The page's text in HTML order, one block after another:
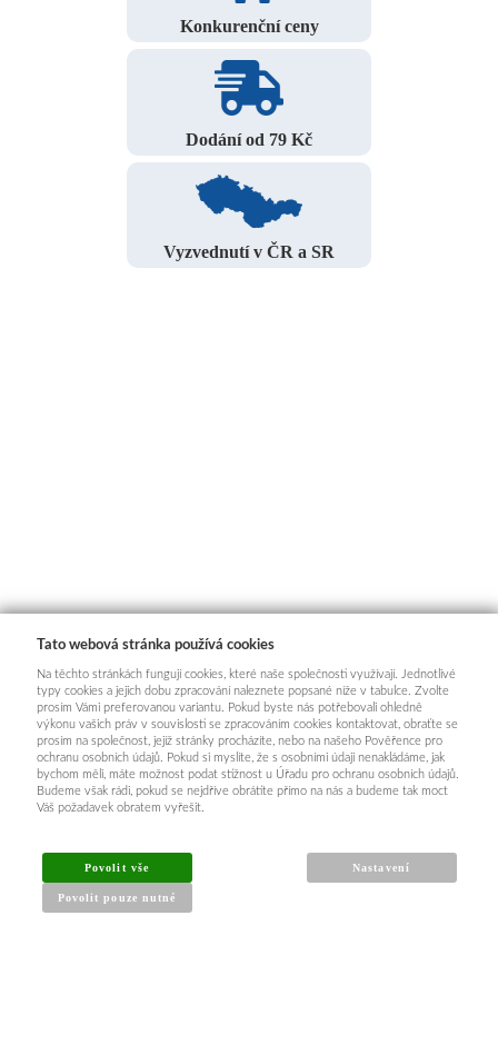
Konkurenční ceny
Dodání od 79 Kč
Vyzvednutí v ČR a SR
Tato webová stránka používá cookies
Na těchto stránkách fungují cookies, které naše společnosti využívají. Jednotlivé
typy cookies a jejich dobu zpracování naleznete popsané níže v tabulce. Zvolte
prosím Vámi preferovanou variantu. Pokud byste nás potřebovali ohledně
výkonu vašich práv v souvislosti se zpracováním cookies kontaktovat, obraťte se
prosím na společnost, jejíž stránky procházíte, nebo na našeho Pověřence pro
ochranu osobních údajů. Pokud si myslíte, že s osobními údaji nenakládáme, jak
bychom měli, máte možnost podat stížnost u Úřadu pro ochranu osobních údajů.
Budeme však rádi, pokud se nejdříve obrátíte přímo na nás a budeme tak moct
Váš požadavek obratem vyřešit.
Povolit vše
Povolit pouze nutné
Nastavení